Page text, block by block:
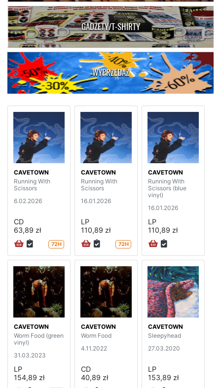
GADŻETY/T-SHIRTY
WYPRZEDAŻ
CAVETOWN
Running With
Scissors
6.02.2026
CD
63,89 zł
72H
CAVETOWN
Running With
Scissors
16.01.2026
LP
110,89 zł
72H
CAVETOWN
Running With
Scissors (blue
vinyl)
16.01.2026
LP
110,89 zł
CAVETOWN
Worm Food (green
vinyl)
31.03.2023
LP
154,89 zł
CAVETOWN
Worm Food
4.11.2022
CD
40,89 zł
CAVETOWN
Sleepyhead
27.03.2020
LP
153,89 zł